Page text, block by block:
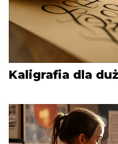
Kaligrafia dla